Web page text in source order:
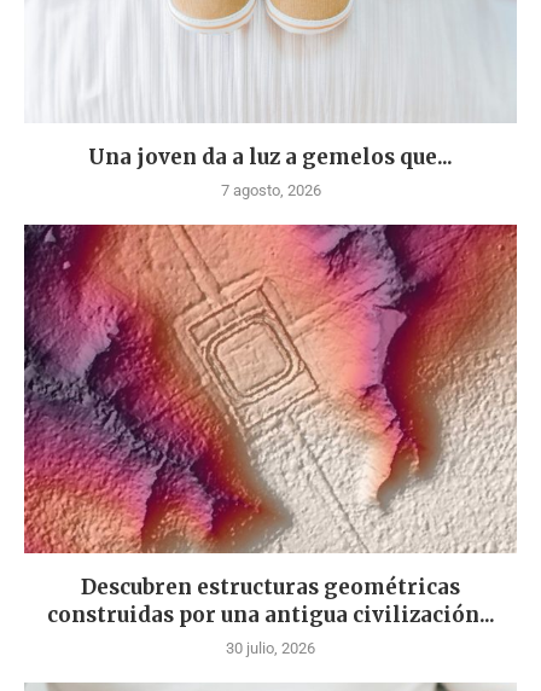
Una joven da a luz a gemelos que...
7 agosto, 2026
Descubren estructuras geométricas
construidas por una antigua civilización...
30 julio, 2026